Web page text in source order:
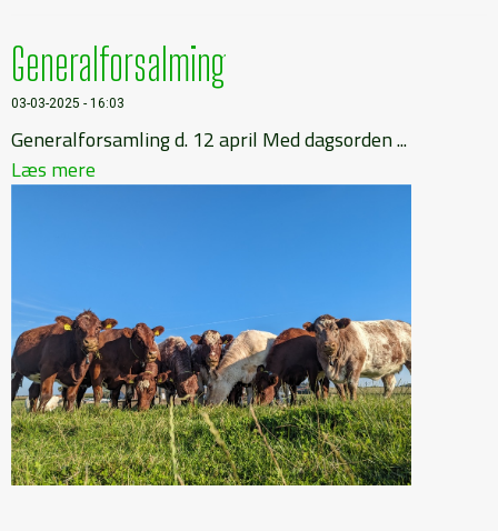
Generalforsalming
03-03-2025 - 16:03
Generalforsamling d. 12 april Med dagsorden ...
Læs mere